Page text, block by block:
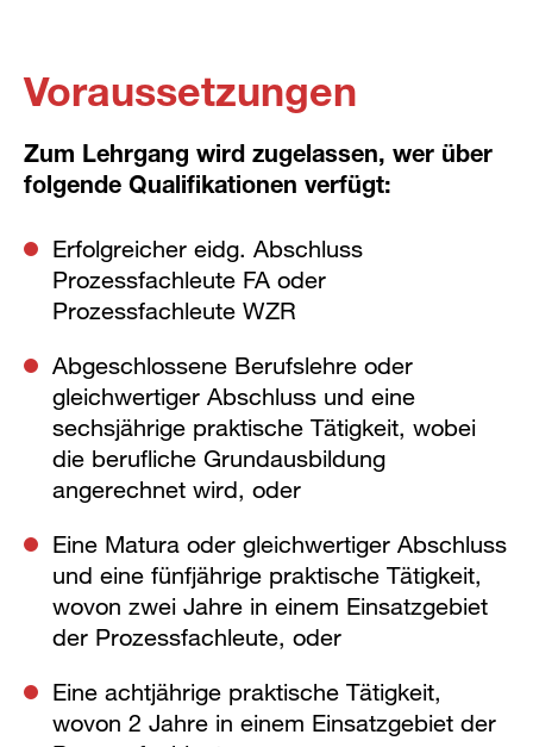
Voraussetzungen
Zum Lehrgang wird zugelassen, wer über
folgende Qualifikationen verfügt:
Erfolgreicher eidg. Abschluss
Prozessfachleute FA oder
Prozessfachleute WZR
Abgeschlossene Berufslehre oder
gleichwertiger Abschluss und eine
sechsjährige praktische Tätigkeit, wobei
die berufliche Grundausbildung
angerechnet wird, oder
Eine Matura oder gleichwertiger Abschluss
und eine fünfjährige praktische Tätigkeit,
wovon zwei Jahre in einem Einsatzgebiet
der Prozessfachleute, oder
Eine achtjährige praktische Tätigkeit,
wovon 2 Jahre in einem Einsatzgebiet der